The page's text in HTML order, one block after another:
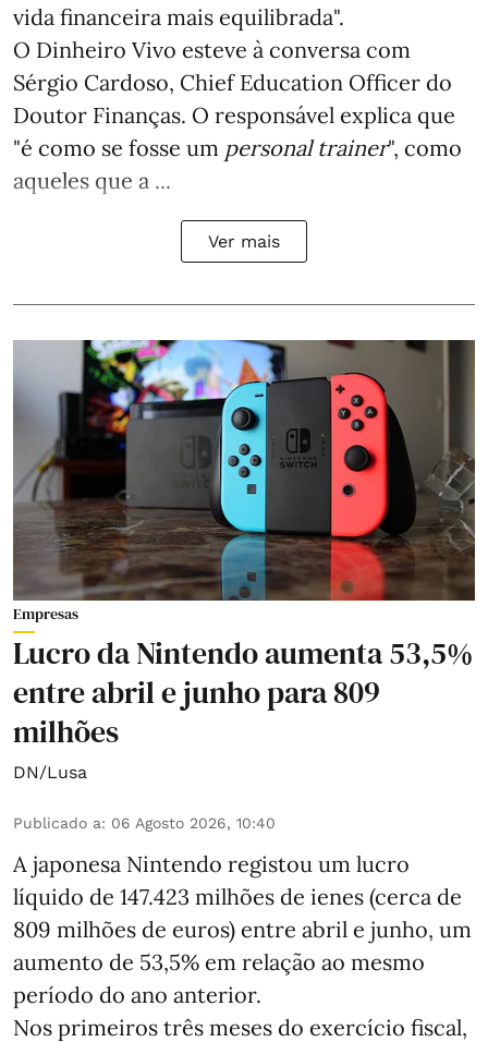
vida financeira mais equilibrada".
O Dinheiro Vivo esteve à conversa com
Sérgio Cardoso, Chief Education Officer do
Doutor Finanças. O responsável explica que
"é como se fosse um personal trainer", como
aqueles que a ...
Ver mais
Empresas
Lucro da Nintendo aumenta 53,5%
entre abril e junho para 809
milhões
DN/Lusa
Publicado a: 06 Agosto 2026, 10:40
A japonesa Nintendo registou um lucro
líquido de 147.423 milhões de ienes (cerca de
809 milhões de euros) entre abril e junho, um
aumento de 53,5% em relação ao mesmo
período do ano anterior.
Nos primeiros três meses do exercício fiscal,